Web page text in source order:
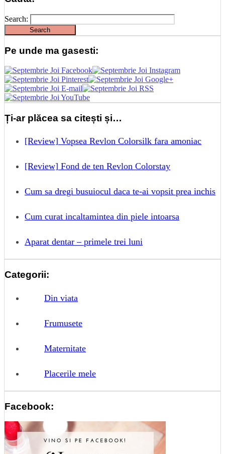
Search:
Pe unde ma gasesti:
Ți-ar plăcea sa citești și…
[Review] Vopsea Revlon Colorsilk fara amoniac
[Review] Fond de ten Revlon Colorstay
Cum sa dregi busuiocul daca te-ai vopsit prea inchis
Cum curat incaltamintea din piele intoarsa
Aparat dentar – primele trei luni
Categorii:
Din viata
Frumusete
Maternitate
Placerile mele
Facebook: